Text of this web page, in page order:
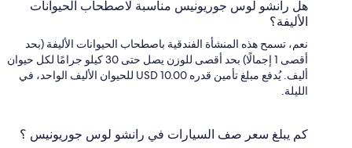
هل رانشو لوس جوريونيس مناسبة لاصطحاب الحيوانات
الأليفة؟
نعم، تسمح هذه المنشأة الفندقية باصطحاب الحيوانات الأليفة (بحد
أقصى 1 إجمالًا) بحد أقصى للوزن يصل حتى 30 كيلو جرامًا لكل حيوان
أليف. يُدفع مبلغ تأمين قدره USD 10.00 للحيوان الأليف الواحد، في
الليلة.
كم يبلغ سعر صف السيارات في رانشو لوس جوريونيس ؟